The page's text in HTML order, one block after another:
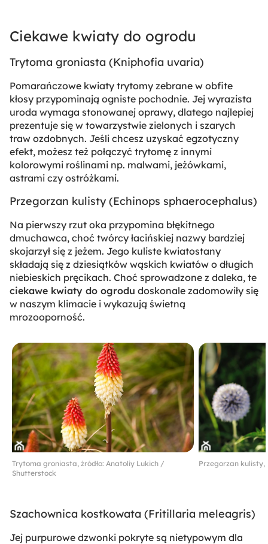
Ciekawe kwiaty do ogrodu
Trytoma groniasta (Kniphofia uvaria)
Pomarańczowe kwiaty trytomy zebrane w obfite
kłosy przypominają ogniste pochodnie. Jej wyrazista
uroda wymaga stonowanej oprawy, dlatego najlepiej
prezentuje się w towarzystwie zielonych i szarych
traw ozdobnych. Jeśli chcesz uzyskać egzotyczny
efekt, możesz też połączyć trytomę z innymi
kolorowymi roślinami np. malwami, jeżówkami,
astrami czy ostróżkami.
Przegorzan kulisty (Echinops sphaerocephalus)
Na pierwszy rzut oka przypomina błękitnego
dmuchawca, choć twórcy łacińskiej nazwy bardziej
skojarzył się z jeżem. Jego kuliste kwiatostany
składają się z dziesiątków wąskich kwiatów o długich
niebieskich pręcikach. Choć sprowadzone z daleka, te
ciekawe kwiaty do ogrodu doskonale zadomowiły się
w naszym klimacie i wykazują świetną
mrozooporność.
Trytoma groniasta, źródło: Anatoliy Lukich /
Shutterstock
Przegorzan kulisty,
Szachownica kostkowata (Fritillaria meleagris)
Jej purpurowe dzwonki pokryte są nietypowym dla